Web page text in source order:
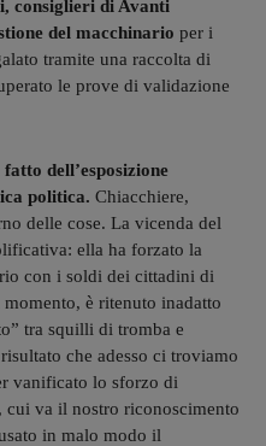
consiglieri di Avanti
del macchinario per i
tramite una raccolta di
le prove di validazione
dell’esposizione
politica. Chiacchiere,
delle cose. La vicenda del
ella ha forzato la
con i soldi dei cittadini di
è ritenuto inadatto
tra squilli di tromba e
che adesso ci troviamo
vanificato lo sforzo di
va il nostro riconoscimento
in malo modo il